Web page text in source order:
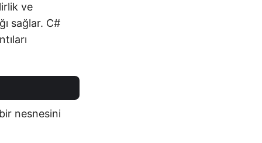
ve
sağlar. C#
nesnesini